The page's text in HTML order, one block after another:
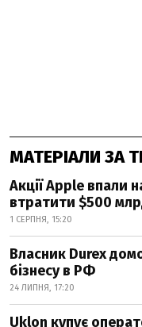
МАТЕРІАЛИ ЗА
Акції Apple впали
втратити $500
1 СЕРПНЯ, 15:20
Власник Durex
бізнесу в РФ
24 ЛИПНЯ, 17:20
Uklon купує